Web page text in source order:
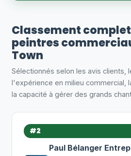
Classement
peintres
Town
Sélectionnés selon les avis clients,
l'expérience en milieu commercial,
la capacité à gérer des grands
#2
Paul Bélanger